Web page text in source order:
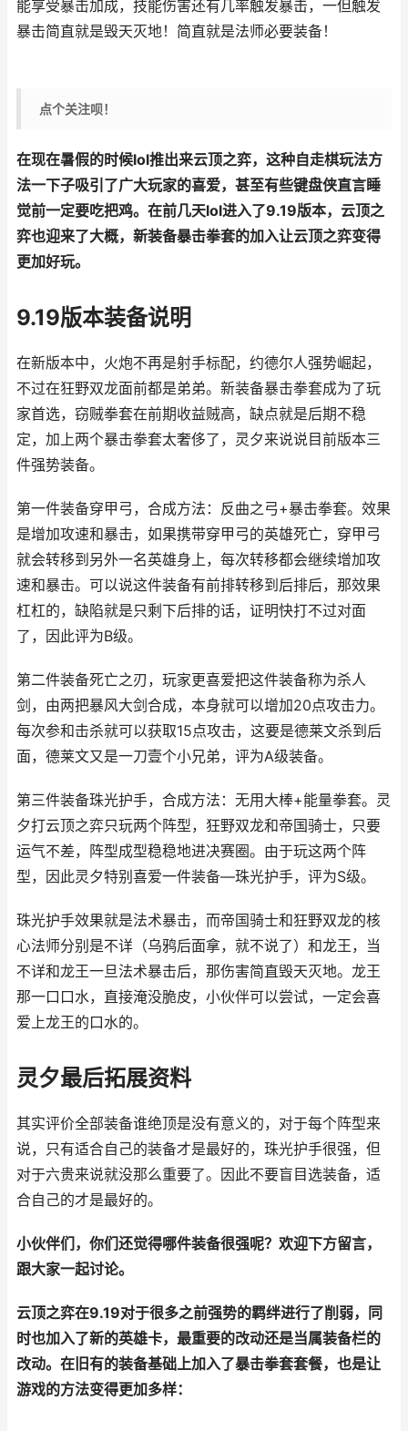
能享受暴击加成，技能伤害还有几率触发暴击，一但触发
暴击简直就是毁天灭地！简直就是法师必要装备！
点个关注呗！
在现在暑假的时候lol推出来云顶之弈，这种自走棋玩法方
法一下子吸引了广大玩家的喜爱，甚至有些键盘侠直言睡
觉前一定要吃把鸡。在前几天lol进入了9.19版本，云顶之
弈也迎来了大概，新装备暴击拳套的加入让云顶之弈变得
更加好玩。
9.19版本装备说明
在新版本中，火炮不再是射手标配，约德尔人强势崛起，
不过在狂野双龙面前都是弟弟。新装备暴击拳套成为了玩
家首选，窃贼拳套在前期收益贼高，缺点就是后期不稳
定，加上两个暴击拳套太奢侈了，灵夕来说说目前版本三
件强势装备。
第一件装备穿甲弓，合成方法：反曲之弓+暴击拳套。效果
是增加攻速和暴击，如果携带穿甲弓的英雄死亡，穿甲弓
就会转移到另外一名英雄身上，每次转移都会继续增加攻
速和暴击。可以说这件装备有前排转移到后排后，那效果
杠杠的，缺陷就是只剩下后排的话，证明快打不过对面
了，因此评为B级。
第二件装备死亡之刃，玩家更喜爱把这件装备称为杀人
剑，由两把暴风大剑合成，本身就可以增加20点攻击力。
每次参和击杀就可以获取15点攻击，这要是德莱文杀到后
面，德莱文又是一刀壹个小兄弟，评为A级装备。
第三件装备珠光护手，合成方法：无用大棒+能量拳套。灵
夕打云顶之弈只玩两个阵型，狂野双龙和帝国骑士，只要
运气不差，阵型成型稳稳地进决赛圈。由于玩这两个阵
型，因此灵夕特别喜爱一件装备—珠光护手，评为S级。
珠光护手效果就是法术暴击，而帝国骑士和狂野双龙的核
心法师分别是不详（乌鸦后面拿，就不说了）和龙王，当
不详和龙王一旦法术暴击后，那伤害简直毁天灭地。龙王
那一口口水，直接淹没脆皮，小伙伴可以尝试，一定会喜
爱上龙王的口水的。
灵夕最后拓展资料
其实评价全部装备谁绝顶是没有意义的，对于每个阵型来
说，只有适合自己的装备才是最好的，珠光护手很强，但
对于六贵来说就没那么重要了。因此不要盲目选装备，适
合自己的才是最好的。
小伙伴们，你们还觉得哪件装备很强呢？欢迎下方留言，
跟大家一起讨论。
云顶之弈在9.19对于很多之前强势的羁绊进行了削弱，同
时也加入了新的英雄卡，最重要的改动还是当属装备栏的
改动。在旧有的装备基础上加入了暴击拳套套餐，也是让
游戏的方法变得更加多样：